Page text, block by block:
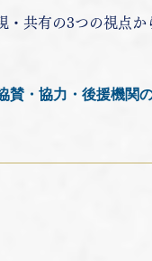
・共有の3つの視点か
・協力・後援機関